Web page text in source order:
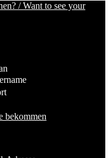
/ Want to see your
bekommen